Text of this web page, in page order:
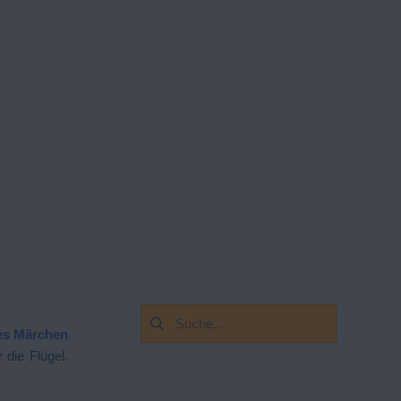
Märchen
die Flügel.
Suchen
nach: